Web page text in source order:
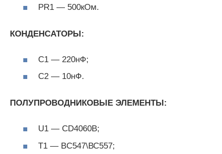
PR1 — 500кОм.
КОНДЕНСАТОРЫ:
С1 — 220нФ;
С2 — 10нФ.
ПОЛУПРОВОДНИКОВЫЕ ЭЛЕМЕНТЫ:
U1 — CD4060B;
Т1 — BC547\ВС557;